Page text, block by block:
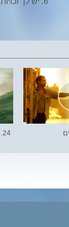
24. הזכות לשחק